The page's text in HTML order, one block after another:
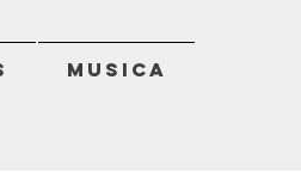
MUSICA